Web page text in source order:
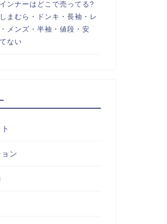
ンナーはどこで売ってる?
まむら・ドンキ・長袖・レ
メンズ・半袖・値段・安
ない
ン